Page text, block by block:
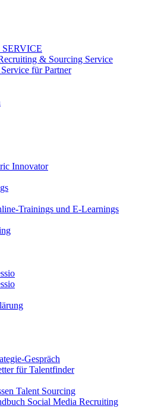
& Sourcing Service
für Partner
Innovator
Trainings und E-Learnings
Gespräch
für Talentfinder
Talent Sourcing
Social Media Recruiting